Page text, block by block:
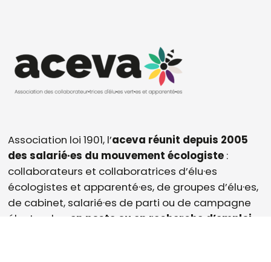
Association loi 1901, l’aceva réunit depuis 2005
des salarié·es du mouvement écologiste :
collaborateurs et collaboratrices d’élu·es
écologistes et apparenté·es, de groupes d’élu·es,
de cabinet, salarié·es de parti ou de campagne
électorales, en poste ou en recherche d’emploi.